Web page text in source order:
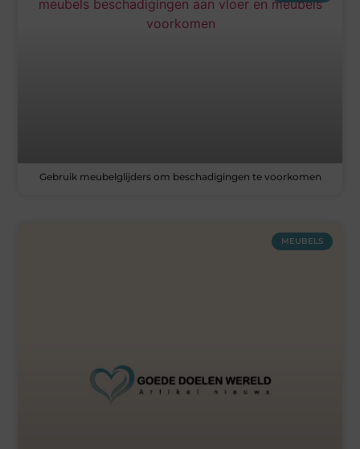
Gebruik meubelglijders om beschadigingen te voorkomen
MEUBELS